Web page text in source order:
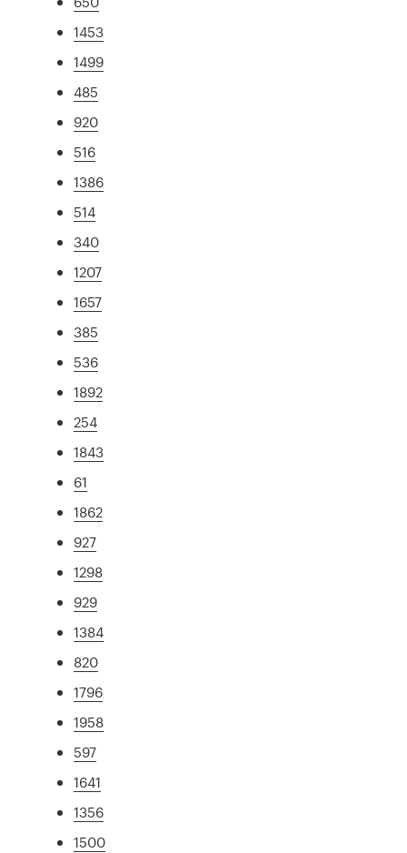
1453
1499
485
920
516
1386
514
340
1207
1657
385
536
1892
254
1843
61
1862
927
1298
929
1384
820
1796
1958
597
1641
1356
1500